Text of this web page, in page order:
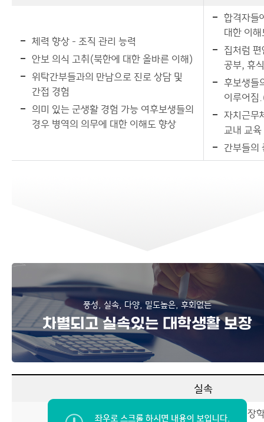
체력 향상 - 조직 관리 능력
안보 의식 고취(북한에 대한 올바른 이해)
위탁간부들과의 만남으로 진로 상담 및
간접 경험
의미 있는 군생활 경험 가능 여후보생들의
경우 병역의 의무에 대한 이해도 향상
합격자들
대한 이
집처럼
공부, 휴
후보생들
이루어짐
자치근무
교내 교육
간부들의
풍성, 실속, 다양, 밀도높은, 후회없는
차별되고 실속있는 대학생활 보장
실속
1
장